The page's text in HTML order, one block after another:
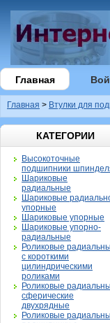
Главная
Главная > Втулки для
КАТЕГОРИИ
Высокоточные
подшипники
Шариковые
радиальные
Шариковые
упорные
Шариковые упорные
Шариковые упорно-
радиальные
Роликовые
с короткими
цилиндрическими
роликами
Роликовые
сферические
двухрядные
Роликовые